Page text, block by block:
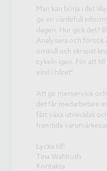
Man kan börja i det
ge en värdefull
dagen. Hur gick det?
Analysera och försök
omkull och skrapat
cykeln igen. För att
vind i håret!
Att ge merservice
det får medarbetare
fått växa utvecklas
framtida
Lycka till!
Tina Wahlroth
Kontakta